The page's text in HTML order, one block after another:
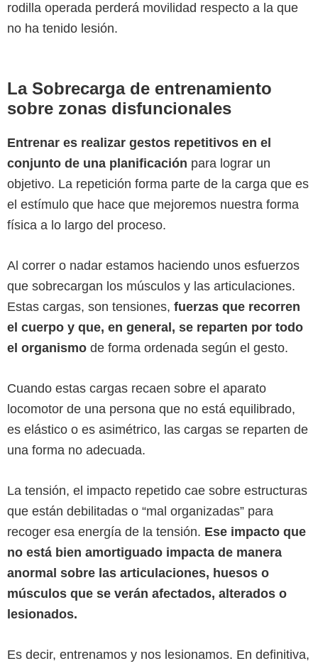
rodilla operada perderá movilidad respecto a la que
no ha tenido lesión.
La Sobrecarga de entrenamiento
sobre zonas disfuncionales
Entrenar es realizar gestos repetitivos en el
conjunto de una planificación para lograr un
objetivo. La repetición forma parte de la carga que es
el estímulo que hace que mejoremos nuestra forma
física a lo largo del proceso.
Al correr o nadar estamos haciendo unos esfuerzos
que sobrecargan los músculos y las articulaciones.
Estas cargas, son tensiones, fuerzas que recorren
el cuerpo y que, en general, se reparten por todo
el organismo de forma ordenada según el gesto.
Cuando estas cargas recaen sobre el aparato
locomotor de una persona que no está equilibrado,
es elástico o es asimétrico, las cargas se reparten de
una forma no adecuada.
La tensión, el impacto repetido cae sobre estructuras
que están debilitadas o “mal organizadas” para
recoger esa energía de la tensión. Ese impacto que
no está bien amortiguado impacta de manera
anormal sobre las articulaciones, huesos o
músculos que se verán afectados, alterados o
lesionados.
Es decir, entrenamos y nos lesionamos. En definitiva,